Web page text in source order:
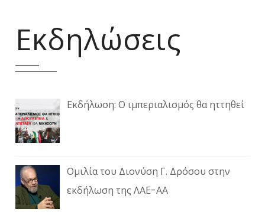
Εκδηλώσεις
Εκδήλωση: Ο ιμπεριαλισμός θα ηττηθεί
Ομιλία του Διονύση Γ. Δρόσου στην
εκδήλωση της ΛΑΕ-ΑΑ